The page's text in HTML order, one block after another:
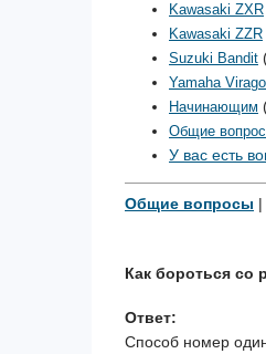
Kawasaki ZXR
Kawasaki ZZR
Suzuki Bandit
Yamaha Virago
Начинающим
Общие
У вас есть
Общие вопросы
Как бороться со
Ответ:
Способ номер